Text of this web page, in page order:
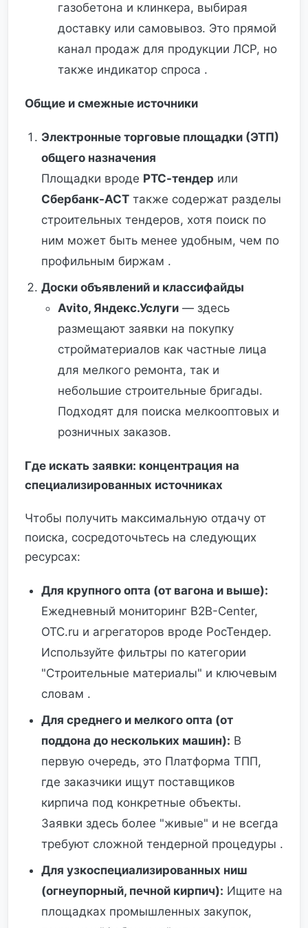
газобетона и клинкера, выбирая
доставку или самовывоз. Это прямой
канал продаж для продукции ЛСР, но
также индикатор спроса .
Общие и смежные источники
Электронные торговые площадки (ЭТП)
общего назначения
Площадки вроде РТС-тендер или
Сбербанк-АСТ также содержат разделы
строительных тендеров, хотя поиск по
ним может быть менее удобным, чем по
профильным биржам .
Доски объявлений и классифайды
Avito, Яндекс.Услуги — здесь
размещают заявки на покупку
стройматериалов как частные лица
для мелкого ремонта, так и
небольшие строительные бригады.
Подходят для поиска мелкооптовых и
розничных заказов.
Где искать заявки: концентрация на
специализированных источниках
Чтобы получить максимальную отдачу от
поиска, сосредоточьтесь на следующих
ресурсах:
Для крупного опта (от вагона и выше):
Ежедневный мониторинг B2B-Center,
OTC.ru и агрегаторов вроде РосТендер.
Используйте фильтры по категории
"Строительные материалы" и ключевым
словам .
Для среднего и мелкого опта (от
поддона до нескольких машин): В
первую очередь, это Платформа ТПП,
где заказчики ищут поставщиков
кирпича под конкретные объекты.
Заявки здесь более "живые" и не всегда
требуют сложной тендерной процедуры .
Для узкоспециализированных ниш
(огнеупорный, печной кирпич): Ищите на
площадках промышленных закупок,